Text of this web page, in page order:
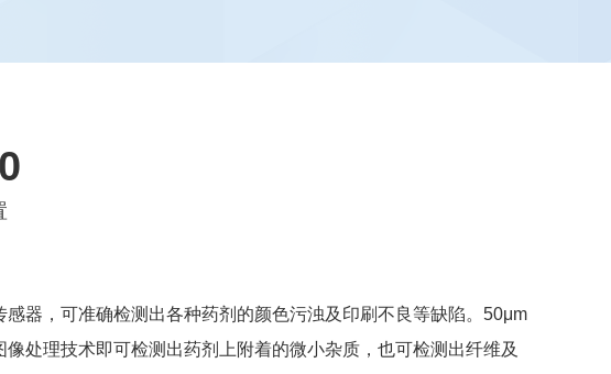
感器，可准确检测出各种药剂的颜色污浊及印刷不良等缺陷。50μm
像处理技术即可检测出药剂上附着的微小杂质，也可检测出纤维及